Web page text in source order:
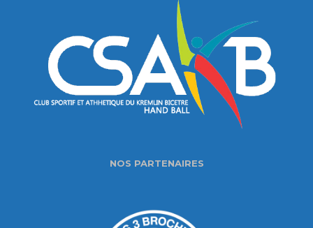
NOS PARTENAIRES